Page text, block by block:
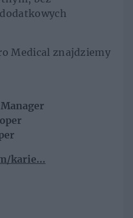
Medical znajdziemy
karie...